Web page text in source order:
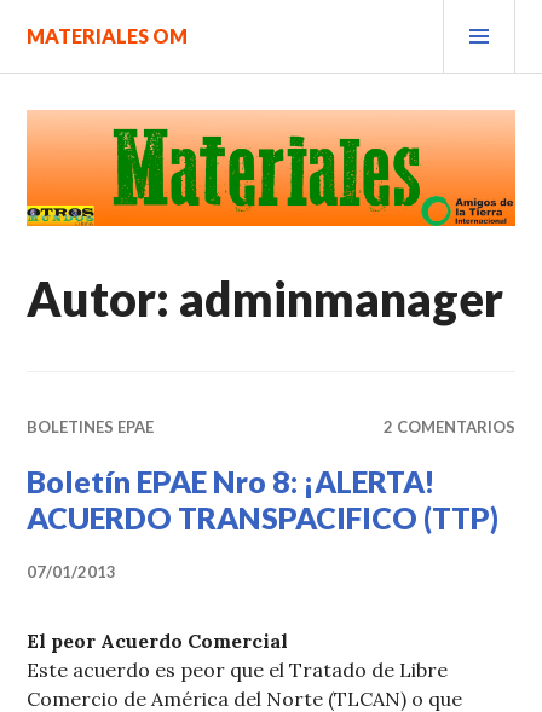
contenido.
MATERIALES OM
Autor: adminmanager
BOLETINES EPAE 2 COMENTARIOS
Boletín EPAE Nro 8: ¡ALERTA!
ACUERDO TRANSPACIFICO (TTP)
07/01/2013
El peor Acuerdo Comercial
Este acuerdo es peor que el Tratado de Libre
Comercio de América del Norte (TLCAN) o que